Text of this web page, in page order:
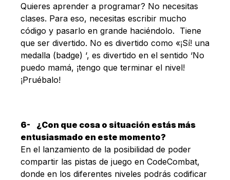
Quieres aprender a programar? No necesitas
clases. Para eso, necesitas escribir mucho
código y pasarlo en grande haciéndolo. Tiene
que ser divertido. No es divertido como «¡Sí! una
medalla (badge) ‘, es divertido en el sentido ‘No
puedo mamá, ¡tengo que terminar el nivel!
¡Pruébalo!
6-
¿Con que cosa o situación estás más
entusiasmado en este momento?
En el lanzamiento de la posibilidad de poder
compartir las pistas de juego en CodeCombat,
donde en los diferentes niveles podrás codificar